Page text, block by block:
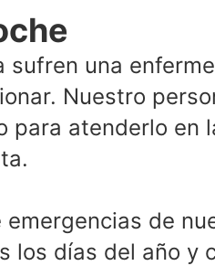
sufren una
Nuestro
para atenderlo en
de
los días del año y